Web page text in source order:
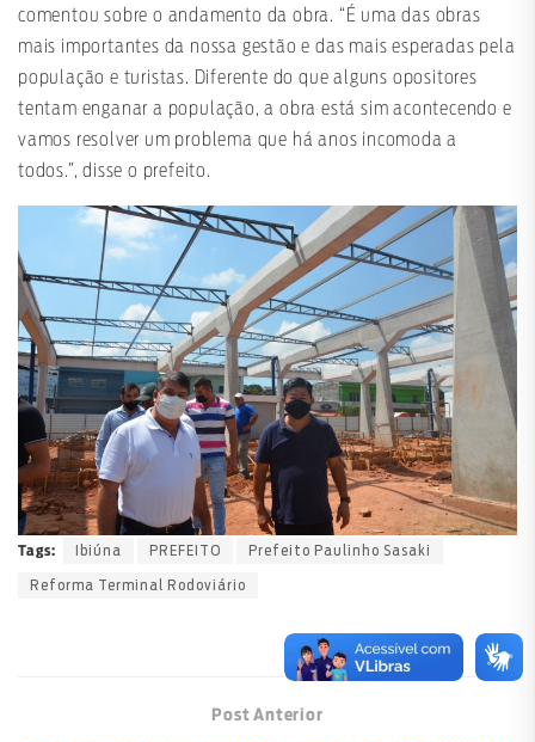
comentou sobre o andamento da obra. “É uma das obras
mais importantes da nossa gestão e das mais esperadas pela
população e turistas. Diferente do que alguns opositores
tentam enganar a população, a obra está sim acontecendo e
vamos resolver um problema que há anos incomoda a
todos.”, disse o prefeito.
Tags: Ibiúna PREFEITO Prefeito Paulinho Sasaki
Reforma Terminal Rodoviário
Post Anterior